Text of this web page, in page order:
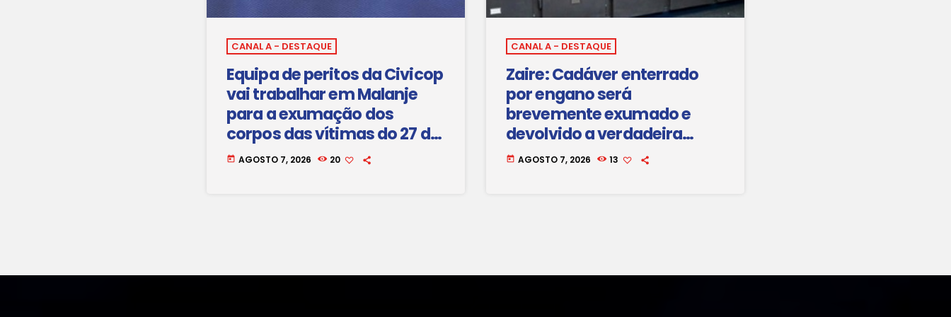
CANAL A - DESTAQUE
Equipa de peritos da Civicop
vai trabalhar em Malanje
para a exumação dos
corpos das vítimas do 27 de
Maio.
today AGOSTO 7, 2026 20
CANAL A - DESTAQUE
Zaire: Cadáver enterrado
por engano será
brevemente exumado e
devolvido a verdadeira
família
today AGOSTO 7, 2026 13